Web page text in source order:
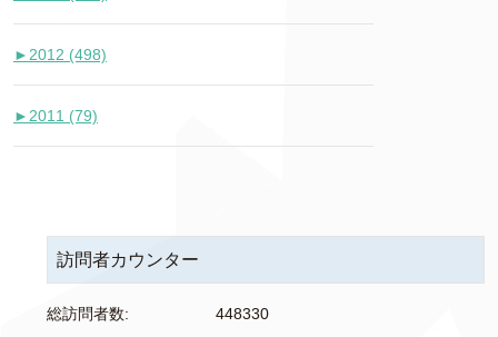
► 2012 (498)
► 2011 (79)
訪問者カウンター
448330
総訪問者数: